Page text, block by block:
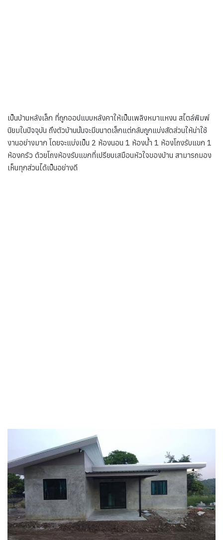
เป็นบ้านหลังเล็ก ที่ถูกออปแบบหลังคาให้เป็นเพลิงหมาแหงน สไตล์พิมพ์
นิยมในปัจจุบัน ถึงตัวบ้านนั้นจะมีขนาดเล็กแต่กลับถูกแบ่งสัดส่วนให้น่าใช้
งานอย่างมาก โดยจะแบ่งเป็น 2 ห้องนอน 1 ห้องน้ำ 1 ห้องโถงรับแขก 1
ห้องครัว ด้วยโถงห้องรับแขกที่เปรียบเสมือนหัวใจของบ้าน สามารถมอง
เห็นทุกส่วนได้เป็นอย่างดี